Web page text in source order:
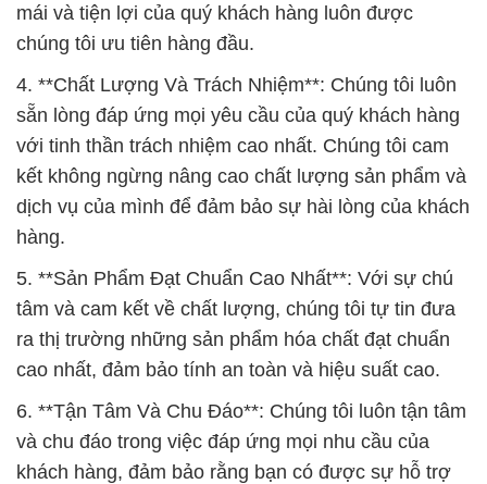
mái và tiện lợi của quý khách hàng luôn được
chúng tôi ưu tiên hàng đầu.
4. **Chất Lượng Và Trách Nhiệm**: Chúng tôi luôn
sẵn lòng đáp ứng mọi yêu cầu của quý khách hàng
với tinh thần trách nhiệm cao nhất. Chúng tôi cam
kết không ngừng nâng cao chất lượng sản phẩm và
dịch vụ của mình để đảm bảo sự hài lòng của khách
hàng.
5. **Sản Phẩm Đạt Chuẩn Cao Nhất**: Với sự chú
tâm và cam kết về chất lượng, chúng tôi tự tin đưa
ra thị trường những sản phẩm hóa chất đạt chuẩn
cao nhất, đảm bảo tính an toàn và hiệu suất cao.
6. **Tận Tâm Và Chu Đáo**: Chúng tôi luôn tận tâm
và chu đáo trong việc đáp ứng mọi nhu cầu của
khách hàng, đảm bảo rằng bạn có được sự hỗ trợ